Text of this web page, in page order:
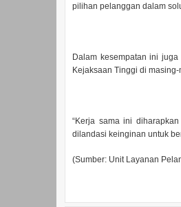
pilihan pelanggan dalam
Dalam kesempatan ini
Kejaksaan Tinggi di
“Kerja sama ini
dilandasi keinginan untuk
(Sumber: Unit Layanan